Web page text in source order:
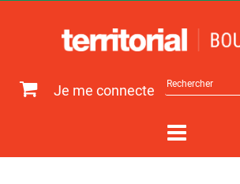
Je me connecte